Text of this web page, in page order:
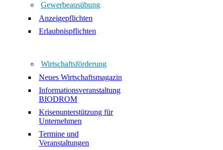
Gewerbeausübung
Anzeigepflichten
Erlaubnispflichten
Wirtschaftsförderung
Neues Wirtschaftsmagazin
Informationsveranstaltung
BIODROM
Krisenunterstützung für
Unternehmen
Termine und
Veranstaltungen